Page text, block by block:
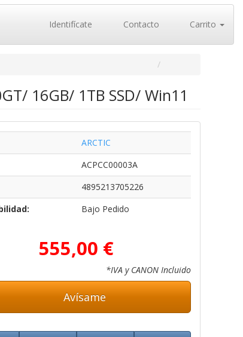
Identifícate Contacto Carrito
16GB/ 1TB SSD/ Win11
ARCTIC
ACPCC00003A
4895213705226
Bajo Pedido
555,00 €
*IVA y CANON Incluido
Avísame